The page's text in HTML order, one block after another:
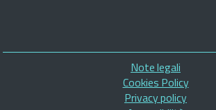
Piè
Note legali
Cookies Policy
Privacy policy